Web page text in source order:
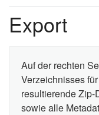
KONTAKT
Export
Auf der rechten
Verzeichnisses
resultierende Zip-
sowie alle